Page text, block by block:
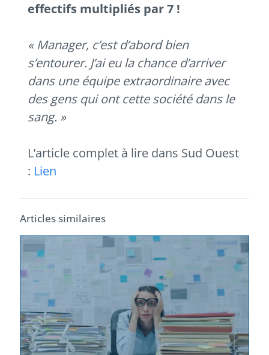
effectifs multipliés par 7 !
« Manager, c’est d’abord bien
s’entourer. J’ai eu la chance d’arriver
dans une équipe extraordinaire avec
des gens qui ont cette société dans le
sang. »
L’article complet à lire dans Sud Ouest
: Lien
Articles similaires